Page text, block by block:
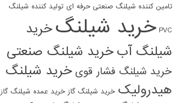
تامین کننده شیلنگ صنعتی حرفه ای تولید کننده شیلنگ
PVC خرید شیلنگ خرید
شیلنگ آب خرید شیلنگ صنعتی
خرید شیلنگ فشار قوی خرید شیلنگ
هیدرولیک خرید شیلنگ گاز خرید عمده شیلنگ گاز